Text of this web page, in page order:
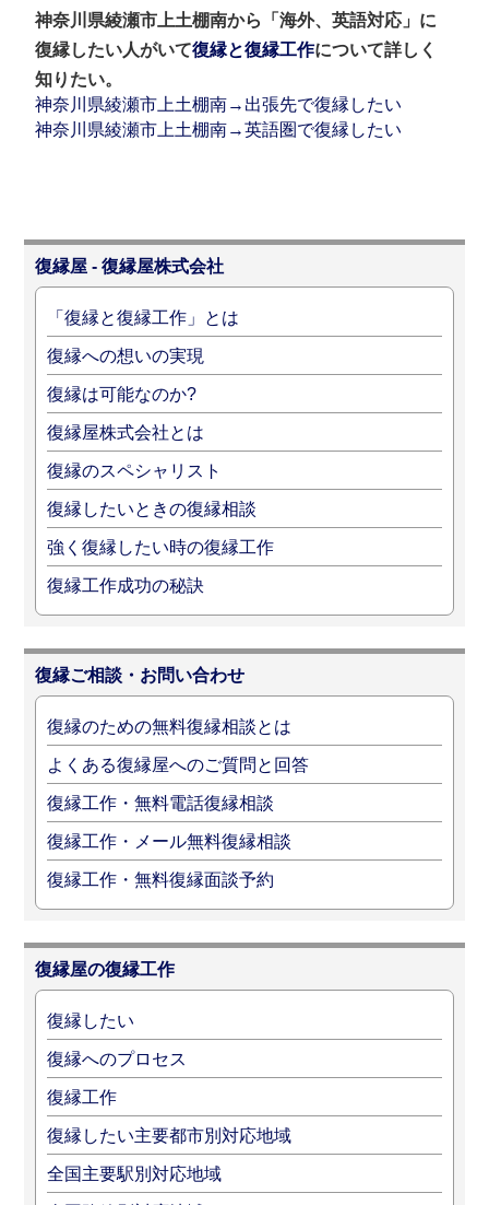
神奈川県綾瀬市上土棚南から「海外、英語対応」に
復縁したい人がいて復縁と復縁工作について詳しく
知りたい。
神奈川県綾瀬市上土棚南→出張先で復縁したい
神奈川県綾瀬市上土棚南→英語圏で復縁したい
復縁屋 - 復縁屋株式会社
「復縁と復縁工作」とは
復縁への想いの実現
復縁は可能なのか?
復縁屋株式会社とは
復縁のスペシャリスト
復縁したいときの復縁相談
強く復縁したい時の復縁工作
復縁工作成功の秘訣
復縁ご相談・お問い合わせ
復縁のための無料復縁相談とは
よくある復縁屋へのご質問と回答
復縁工作・無料電話復縁相談
復縁工作・メール無料復縁相談
復縁工作・無料復縁面談予約
復縁屋の復縁工作
復縁したい
復縁へのプロセス
復縁工作
復縁したい主要都市別対応地域
全国主要駅別対応地域